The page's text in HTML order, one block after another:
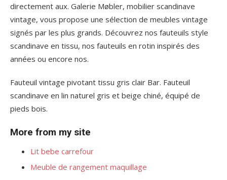
directement aux. Galerie Møbler, mobilier scandinave
vintage, vous propose une sélection de meubles vintage
signés par les plus grands. Découvrez nos fauteuils style
scandinave en tissu, nos fauteuils en rotin inspirés des
années ou encore nos.
Fauteuil vintage pivotant tissu gris clair Bar. Fauteuil
scandinave en lin naturel gris et beige chiné, équipé de
pieds bois.
More from my site
Lit bebe carrefour
Meuble de rangement maquillage